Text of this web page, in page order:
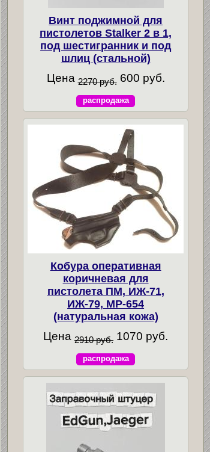
Винт поджимной для
пистолетов Stalker 2 в 1,
под шестигранник и под
шлиц (стальной)
Цена 2270 руб. 600 руб.
распродажа
Кобура оперативная
коричневая для
пистолета ПМ, ИЖ-71,
ИЖ-79, МР-654
(натуральная кожа)
Цена 2910 руб. 1070 руб.
распродажа